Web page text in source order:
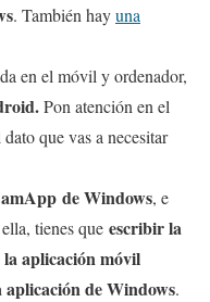
. También hayuna
en el móvil y ordenador,
Pon atención en el
que vas a necesitar
de Windows, e
tienes que escribir la
aplicación móvil
de Windows.